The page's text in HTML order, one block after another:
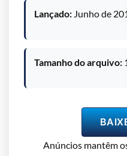
Lançado: Junho de
Tamanho do arquivo:
Anúncios mantêm